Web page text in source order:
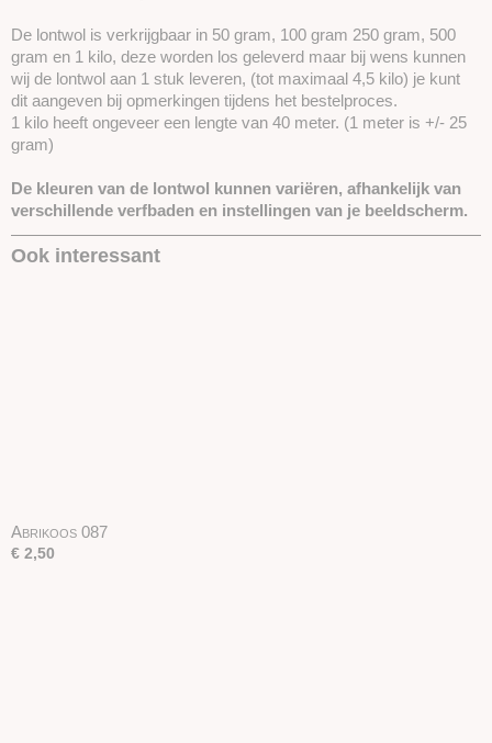
De lontwol is verkrijgbaar in 50 gram, 100 gram 250 gram, 500
gram en 1 kilo, deze worden los geleverd maar bij wens kunnen
wij de lontwol aan 1 stuk leveren, (tot maximaal 4,5 kilo) je kunt
dit aangeven bij opmerkingen tijdens het bestelproces.
1 kilo heeft ongeveer een lengte van 40 meter. (1 meter is +/- 25
gram)
De kleuren van de lontwol kunnen variëren, afhankelijk van
verschillende verfbaden en instellingen van je beeldscherm.
Ook interessant
Abrikoos 087
€ 2,50